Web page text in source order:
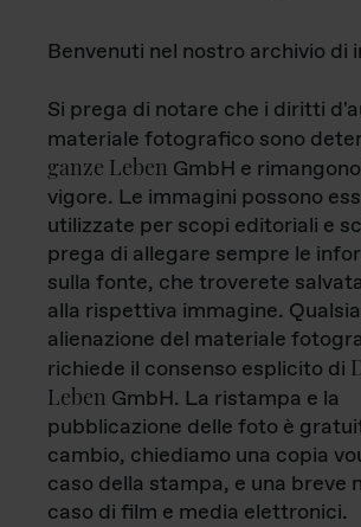
Benvenuti nel nostro archivio di
Si prega di notare che i diritti
materiale fotografico sono
ganze Leben GmbH e
vigore. Le immagini possono
utilizzate per scopi editoriali e
prega di allegare sempre le
sulla fonte, che troverete
alla rispettiva immagine.
alienazione del materiale
richiede il consenso esplicito di
Leben GmbH. La ristampa e la
pubblicazione delle foto è
cambio, chiediamo una copia
caso della stampa, e una breve
caso di film e media elettronici.